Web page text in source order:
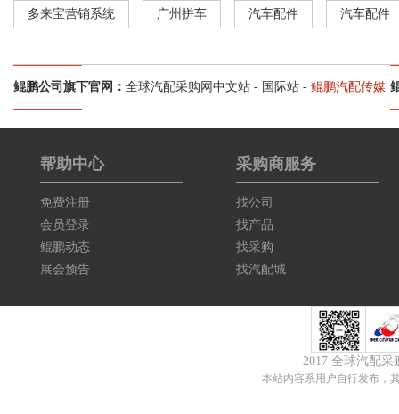
多来宝营销系统 广州拼车 汽车配件 汽车配件
鲲鹏公司旗下官网： 全球汽配采购网中文站 - 国际站 - 鲲鹏汽配传媒
帮助中心
免费注册
会员登录
鲲鹏动态
展会预告
采购商服务
找公司
找产品
找采购
找汽配城
2017 全球汽配
本站内容系用户自行发布，